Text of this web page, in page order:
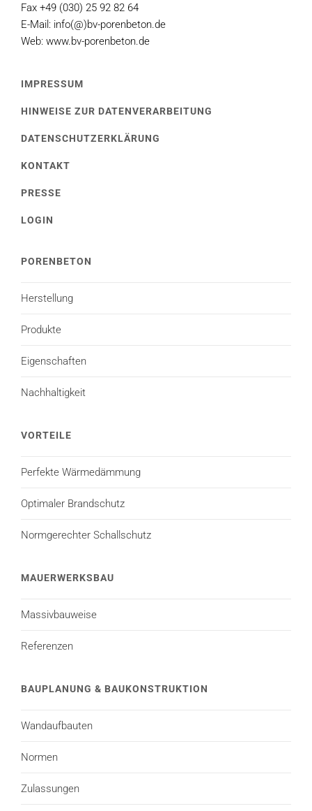
Fax +49 (030) 25 92 82 64
E-Mail: info(@)bv-porenbeton.de
Web: www.bv-porenbeton.de
IMPRESSUM
HINWEISE ZUR DATENVERARBEITUNG
DATENSCHUTZERKLÄRUNG
KONTAKT
PRESSE
LOGIN
PORENBETON
Herstellung
Produkte
Eigenschaften
Nachhaltigkeit
VORTEILE
Perfekte Wärmedämmung
Optimaler Brandschutz
Normgerechter Schallschutz
MAUERWERKSBAU
Massivbauweise
Referenzen
BAUPLANUNG & BAUKONSTRUKTION
Wandaufbauten
Normen
Zulassungen